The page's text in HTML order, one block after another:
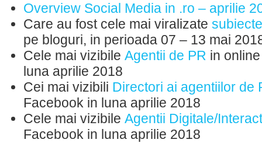
Overview Social Media in .ro – aprilie
Care au fost cele mai viralizate subiecte
pe bloguri, in perioada 07 – 13 mai
Cele mai vizibile Agentii de PR in
luna aprilie 2018
Cei mai vizibili Directori ai agentiilor de
Facebook in luna aprilie 2018
Cele mai vizibile Agentii Digitale/
Facebook in luna aprilie 2018